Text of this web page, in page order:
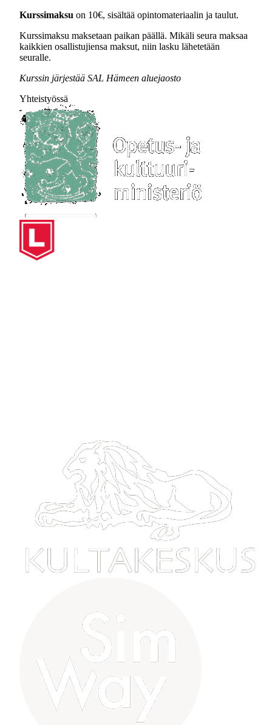
Kurssimaksu on 10€, sisältää opintomateriaalin ja taulut.
Kurssimaksu maksetaan paikan päällä. Mikäli seura maksaa
kaikkien osallistujiensa maksut, niin lasku lähetetään
seuralle.
Kurssin järjestää SAL Hämeen aluejaosto
Yhteistyössä